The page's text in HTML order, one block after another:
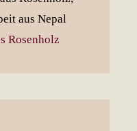
Rosenholz